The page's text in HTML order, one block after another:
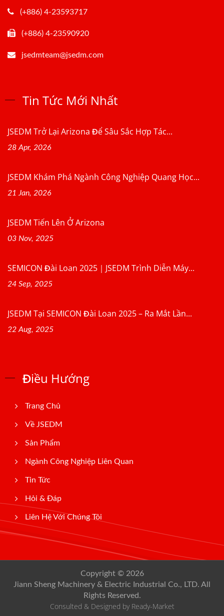
(+886) 4-23593717
(+886) 4-23590920
jsedmteam@jsedm.com
Tin Tức Mới Nhất
JSEDM Trở Lại Arizona Để Sâu Sắc Hợp Tác...
28 Apr, 2026
JSEDM Khám Phá Ngành Công Nghiệp Quang Học...
21 Jan, 2026
JSEDM Tiến Lên Ở Arizona
03 Nov, 2025
SEMICON Đài Loan 2025｜JSEDM Trình Diễn Máy...
24 Sep, 2025
JSEDM Tại SEMICON Đài Loan 2025 – Ra Mắt Lần...
22 Aug, 2025
Điều Hướng
Trang Chủ
Về JSEDM
Sản Phẩm
Ngành Công Nghiệp Liên Quan
Tin Tức
Hỏi & Đáp
Liên Hệ Với Chúng Tôi
Copyright © 2026
Jiann Sheng Machinery & Electric Industrial Co., LTD. All
Rights Reserved.
Consulted & Designed by Ready-Market